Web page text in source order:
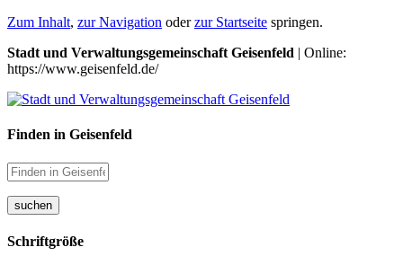
Zum Inhalt, zur Navigation oderzur Startseite springen.
Stadt und Verwaltungsgemeinschaft Geisenfeld | Online:
https://www.geisenfeld.de/
Finden in Geisenfeld
suchen
Schriftgröße